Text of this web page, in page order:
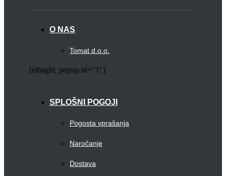
O NAS
Tomat d.o.o.
[elfsight_popup id="1"]
SPLOŠNI POGOJI
Pogosta vprašanja
Naročanje
Dostava